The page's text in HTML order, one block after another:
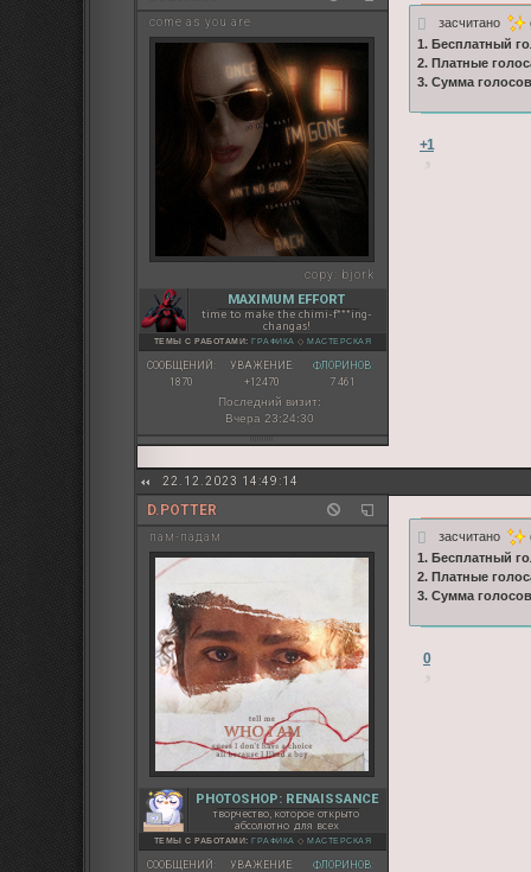
come as you are
copy: bjork
MAXIMUM EFFORT
time to make the chimi-f***ing-
changas!
ТЕМЫ С РАБОТАМИ: ГРАФИКА ◇ МАСТЕРСКАЯ
СООБЩЕНИЙ:
1870
УВАЖЕНИЕ:
+12470
ФЛОРИНОВ:
7 461
Последний визит:
Вчера 23:24:30
засчитано
1. Бесплатный
2. Платные
3. Сумма
+1
22.12.2023 14:49:14
D.POTTER
пам-падам
PHOTOSHOP: RENAISSANCE
творчество, которое открыто
абсолютно для всех
ТЕМЫ С РАБОТАМИ:ГРАФИКА ◇МАСТЕРСКАЯ
СООБЩЕНИЙ:
УВАЖЕНИЕ:
ФЛОРИНОВ:
засчитано
1. Бесплатный
2. Платные
3. Сумма
0